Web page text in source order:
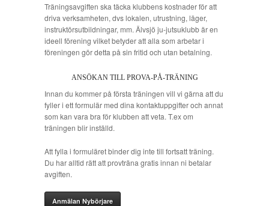
Träningsavgiften ska täcka klubbens kostnader för att
driva verksamheten, dvs lokalen, utrustning, läger,
instruktörsutbildningar, mm. Älvsjö ju-jutsuklubb är en
ideell förening vilket betyder att alla som arbetar i
föreningen gör detta på sin fritid och utan betalning.
ANSÖKAN TILL PROVA-PÅ-TRÄNING
Innan du kommer på första träningen vill vi gärna att du
fyller i ett formulär med dina kontaktuppgifter och annat
som kan vara bra för klubben att veta. T.ex om
träningen blir inställd.
Att fylla i formuläret binder dig inte till fortsatt träning.
Du har alltid rätt att provträna gratis innan ni betalar
avgiften.
Anmälan Nybörjare